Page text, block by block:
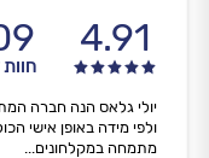
4.91
יולי גלאס הנה חברה
ולפי מידה באופן אישי
מתמחה במקלחונים...